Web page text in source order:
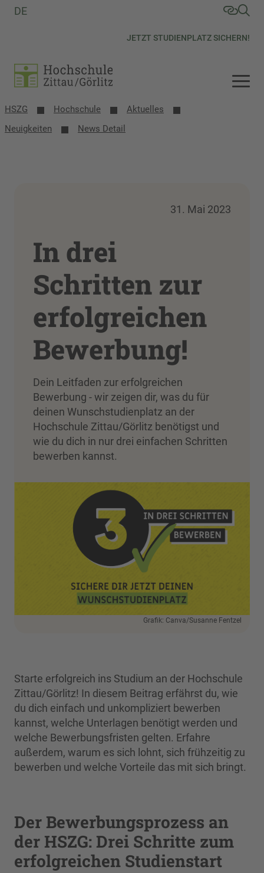
JETZT STUDIENPLATZ SICHERN!
DE
HSZG Hochschule
Aktuelles
Neuigkeiten
News Detail
31. Mai 2023
In drei
Schritten zur
erfolgreichen
Bewerbung!
Dein Leitfaden zur erfolgreichen
Bewerbung - wir zeigen dir, was du für
deinen Wunschstudienplatz an der
Hochschule Zittau/Görlitz benötigst und
wie du dich in nur drei einfachen Schritten
bewerben kannst.
Grafik: Canva/Susanne Fentzel
Starte erfolgreich ins Studium an der Hochschule
Zittau/Görlitz! In diesem Beitrag erfährst du, wie
du dich einfach und unkompliziert bewerben
kannst, welche Unterlagen benötigt werden und
welche Bewerbungsfristen gelten. Erfahre
außerdem, warum es sich lohnt, sich frühzeitig zu
bewerben und welche Vorteile das mit sich bringt.
Der Bewerbungsprozess an
der HSZG: Drei Schritte zum
erfolgreichen Studienstart